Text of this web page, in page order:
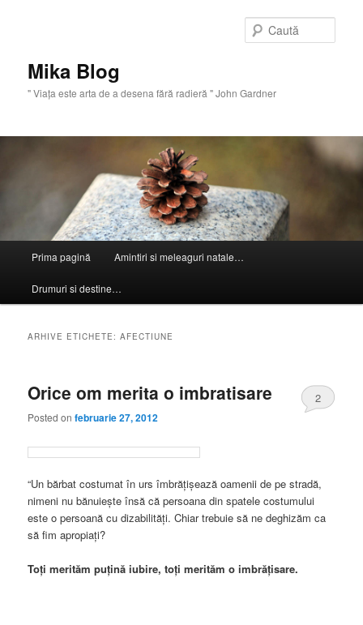
Mika Blog
" Viaţa este arta de a desena fără radieră " John Gardner
principal
Prima pagină Amintiri si meleaguri natale…
Drumuri si destine…
ARHIVE ETICHETE:AFECTIUNE
Orice om merita o imbratisare
Posted onfebruarie 27, 2012
2
“Un bărbat costumat în urs îmbrăţişează oamenii de pe stradă,
nimeni nu bănuieşte însă că persoana din spatele costumului
este o persoană cu dizabilităţi. Chiar trebuie să ne deghizăm ca
să fim apropiaţi?
Toţi merităm puţină iubire, toţi merităm o imbrăţisare.